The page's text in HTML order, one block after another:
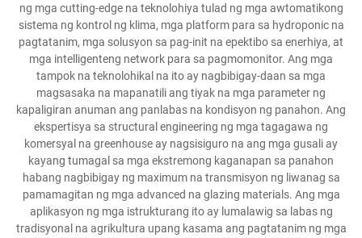
ng mga cutting-edge na teknolohiya tulad ng mga awtomatikong
sistema ng kontrol ng klima, mga platform para sa hydroponic na
pagtatanim, mga solusyon sa pag-init na epektibo sa enerhiya, at
mga intelligenteng network para sa pagmomonitor. Ang mga
tampok na teknolohikal na ito ay nagbibigay-daan sa mga
magsasaka na mapanatili ang tiyak na mga parameter ng
kapaligiran anuman ang panlabas na kondisyon ng panahon. Ang
ekspertisya sa structural engineering ng mga tagagawa ng
komersyal na greenhouse ay nagsisiguro na ang mga gusali ay
kayang tumagal sa mga ekstremong kaganapan sa panahon
habang nagbibigay ng maximum na transmisyon ng liwanag sa
pamamagitan ng mga advanced na glazing materials. Ang mga
aplikasyon ng mga istrukturang ito ay lumalawig sa labas ng
tradisyonal na agrikultura upang kasama ang pagtatanim ng mga